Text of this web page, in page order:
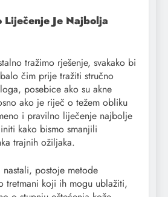
Liječenje Je Najbolja
tražimo rješenje, svakako bi
čim prije tražiti stručno
posebice ako su akne
ako je riječ o težem obliku
i pravilno liječenje najbolje
kako bismo smanjili
trajnih ožiljaka.
postoje metode
tretmani koji ih mogu ublažiti,